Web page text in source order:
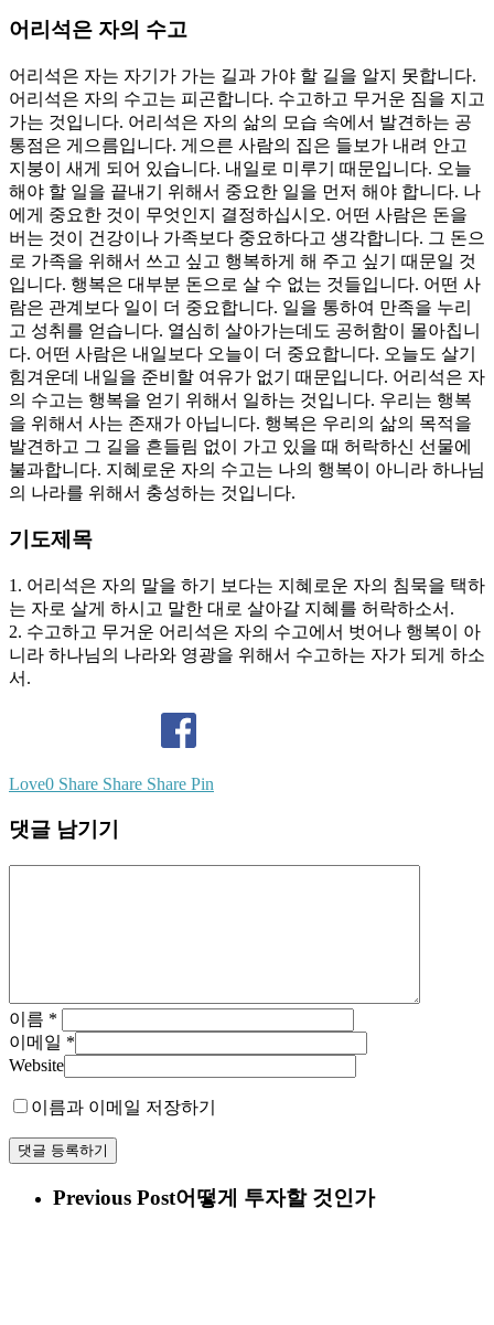
어리석은 자의 수고
어리석은 자는 자기가 가는 길과 가야 할 길을 알지 못합니다.
어리석은 자의 수고는 피곤합니다. 수고하고 무거운 짐을 지고
가는 것입니다. 어리석은 자의 삶의 모습 속에서 발견하는 공
통점은 게으름입니다. 게으른 사람의 집은 들보가 내려 안고
지붕이 새게 되어 있습니다. 내일로 미루기 때문입니다. 오늘
해야 할 일을 끝내기 위해서 중요한 일을 먼저 해야 합니다. 나
에게 중요한 것이 무엇인지 결정하십시오. 어떤 사람은 돈을
버는 것이 건강이나 가족보다 중요하다고 생각합니다. 그 돈으
로 가족을 위해서 쓰고 싶고 행복하게 해 주고 싶기 때문일 것
입니다. 행복은 대부분 돈으로 살 수 없는 것들입니다. 어떤 사
람은 관계보다 일이 더 중요합니다. 일을 통하여 만족을 누리
고 성취를 얻습니다. 열심히 살아가는데도 공허함이 몰아칩니
다. 어떤 사람은 내일보다 오늘이 더 중요합니다. 오늘도 살기
힘겨운데 내일을 준비할 여유가 없기 때문입니다. 어리석은 자
의 수고는 행복을 얻기 위해서 일하는 것입니다. 우리는 행복
을 위해서 사는 존재가 아닙니다. 행복은 우리의 삶의 목적을
발견하고 그 길을 흔들림 없이 가고 있을 때 허락하신 선물에
불과합니다. 지혜로운 자의 수고는 나의 행복이 아니라 하나님
의 나라를 위해서 충성하는 것입니다.
기도제목
1. 어리석은 자의 말을 하기 보다는 지혜로운 자의 침묵을 택하
는 자로 살게 하시고 말한 대로 살아갈 지혜를 허락하소서.
2. 수고하고 무거운 어리석은 자의 수고에서 벗어나 행복이 아
니라 하나님의 나라와 영광을 위해서 수고하는 자가 되게 하소
서.
Love0 Share Share Share Pin
댓글 남기기
이름 *
이메일 *
Website
이름과 이메일 저장하기
Previous Post어떻게 투자할 것인가